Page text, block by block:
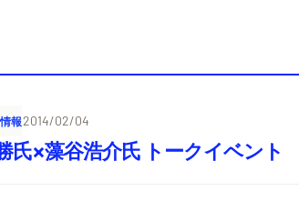
報2014/02/04
氏×藻谷浩介氏 トークイベント